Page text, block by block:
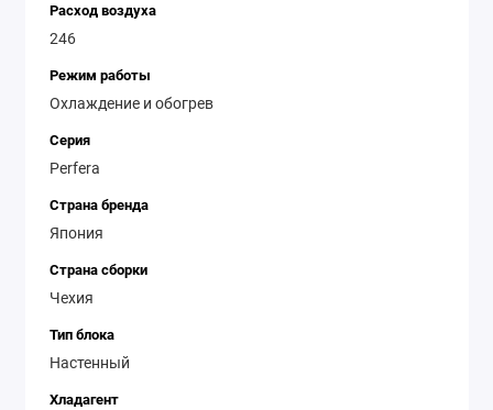
Расход воздуха
246
Режим работы
Охлаждение и обогрев
Серия
Perfera
Страна бренда
Япония
Страна сборки
Чехия
Тип блока
Настенный
Хладагент